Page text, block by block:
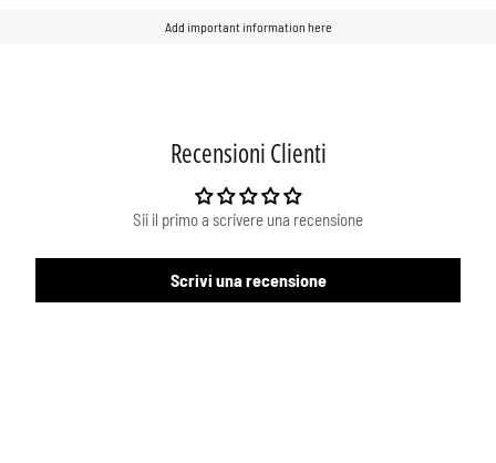
Add important information here
Recensioni Clienti
Sii il primo a scrivere una recensione
Scrivi una recensione